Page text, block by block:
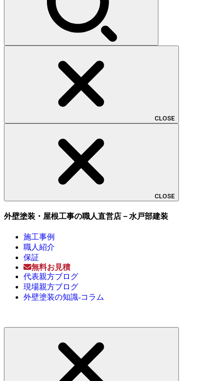
CLOSE
CLOSE
外壁塗装・屋根工事の職人直営店－水戸部建装
施工事例
職人紹介
保証
無料お見積
代表親方ブログ
現場親方ブログ
外壁塗装の知識-コラム